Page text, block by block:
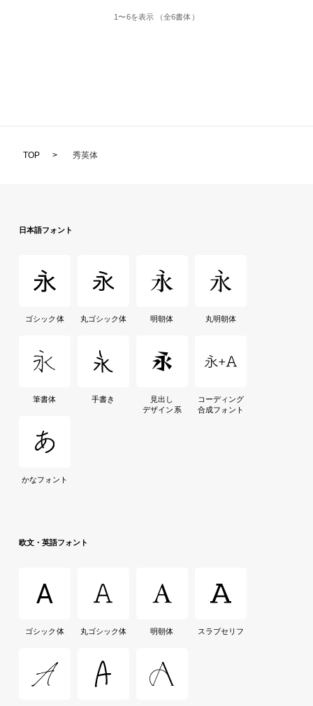
1〜6を表示 （全6書体）
TOP > 秀英体
日本語フォント
ゴシック体 丸ゴシック体 明朝体 丸明朝体
筆書体 手書き
見出し
デザイン系
コーディング
合成フォント
かなフォント
欧文・英語フォント
ゴシック体 丸ゴシック体 明朝体 スラブセリフ